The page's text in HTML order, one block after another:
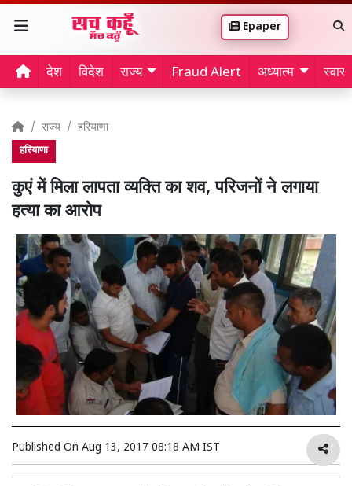
Epaper
देश विदेश राज्य Fraud Alert अध्यात्म
राज्य हरियाणा
हरियाणा
कुएं में मिला लापता व्यक्ति का शव, परिजनों ने लगाया
हत्या का आरोप
Published On Aug 13, 2017 08:18 AM IST